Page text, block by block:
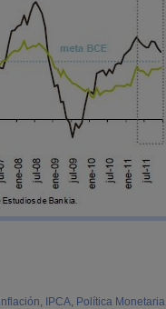
inflación, IPCA, Política Monetaria